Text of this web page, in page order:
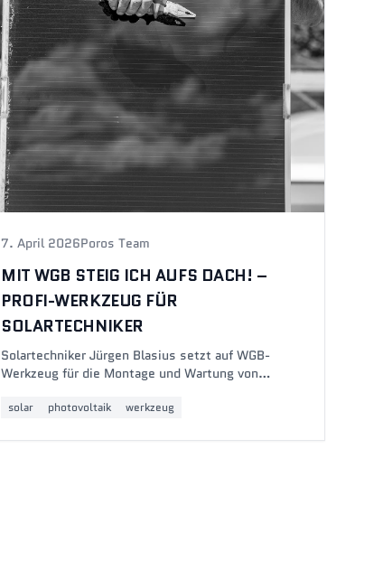
7. April 2026Poros Team
MIT WGB STEIG ICH AUFS DACH! –
PROFI-WERKZEUG FÜR
SOLARTECHNIKER
Solartechniker Jürgen Blasius setzt auf WGB-
Werkzeug für die Montage und Wartung von
Rotationsknarre und VDE-Werkzeug auf dem Dach
solar photovoltaik werkzeug